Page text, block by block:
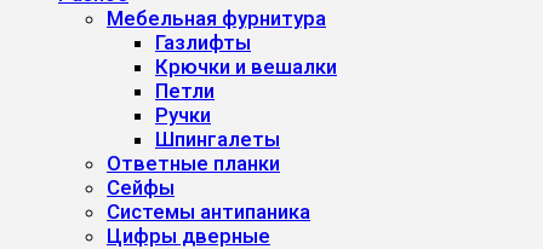
Мебельная фурнитура
Газлифты
Крючки и вешалки
Петли
Ручки
Шпингалеты
Ответные планки
Сейфы
Системы антипаника
Цифры дверные